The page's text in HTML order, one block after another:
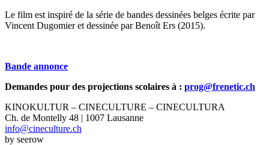
Le film est inspiré de la série de bandes dessinées belges écrite par
Vincent Dugomier et dessinée par Benoît Ers (2015).
Bande annonce
Demandes pour des projections scolaires à : prog@frenetic.ch
KINOKULTUR – CINECULTURE – CINECULTURA
Ch. de Montelly 48 | 1007 Lausanne
info@cineculture.ch
by seerow